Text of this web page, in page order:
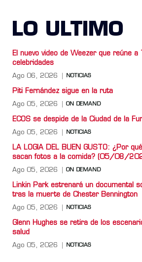
LO ULTIMO
El nuevo video de Weezer que reúne a
celebridades
Ago 06, 2026 NOTICIAS
Piti Fernández sigue en la ruta
Ago 05, 2026 ON DEMAND
ECOS se despide de la Ciudad de la
Ago 05, 2026 NOTICIAS
LA LOGIA DEL BUEN GUSTO: ¿Por
sacan fotos a la comida? (05/08/
Ago 05, 2026 ON DEMAND
Linkin Park estrenará un documental
tras la muerte de Chester Bennington
Ago 05, 2026 NOTICIAS
Glenn Hughes se retira de los
salud
Ago 05, 2026 NOTICIAS